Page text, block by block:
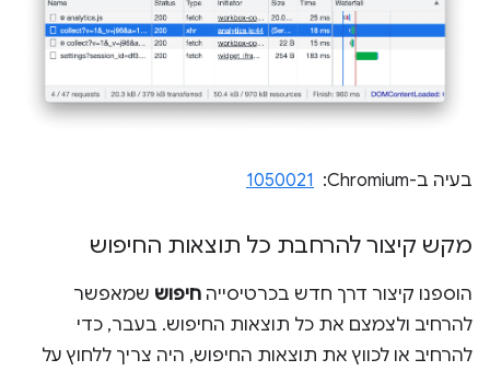
בעיה ב-Chromium: ‏ 1050021
מקש קיצור להרחבת כל תוצאות החיפוש
הוספנו קיצור דרך חדש בכרטיסייה חיפוש שמאפשר
להרחיב ולצמצם את כל תוצאות החיפוש. בעבר, כדי
להרחיב או לכווץ את תוצאות החיפוש, היה צריך ללחוץ על